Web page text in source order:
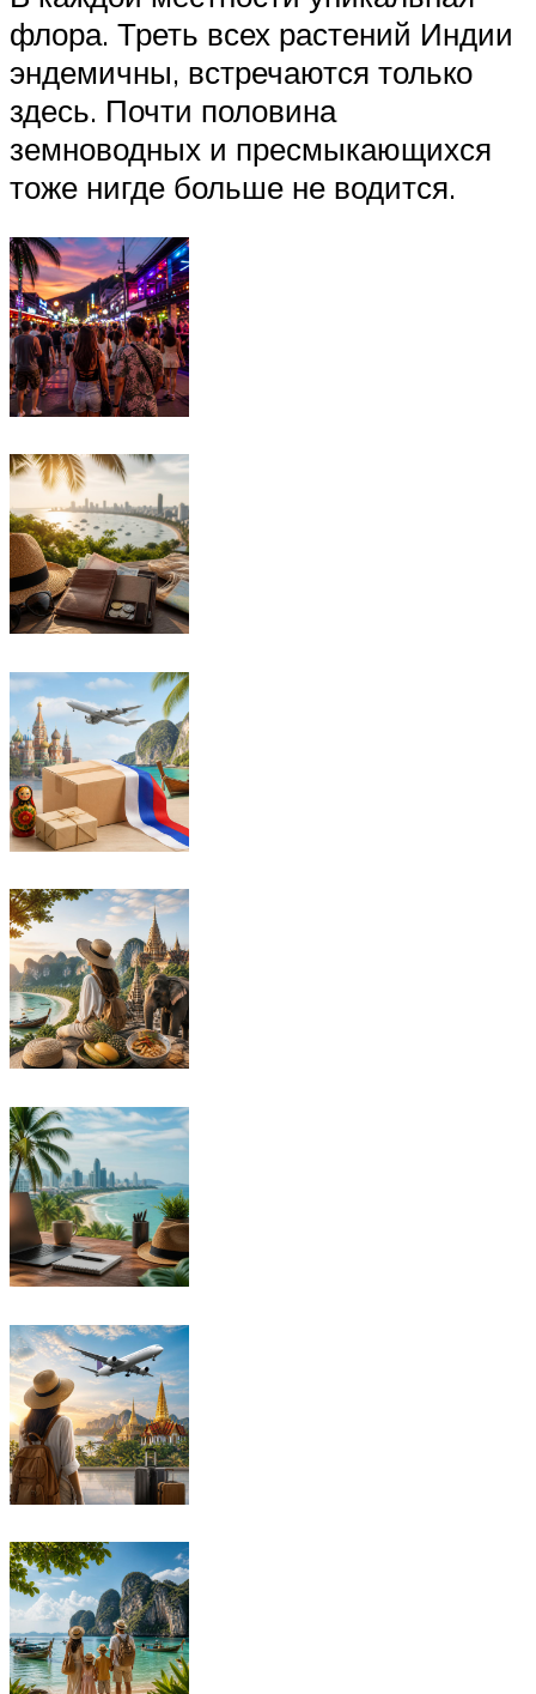
флора. Треть всех растений Индии
эндемичны, встречаются только
здесь. Почти половина
земноводных и пресмыкающихся
тоже нигде больше не водится.